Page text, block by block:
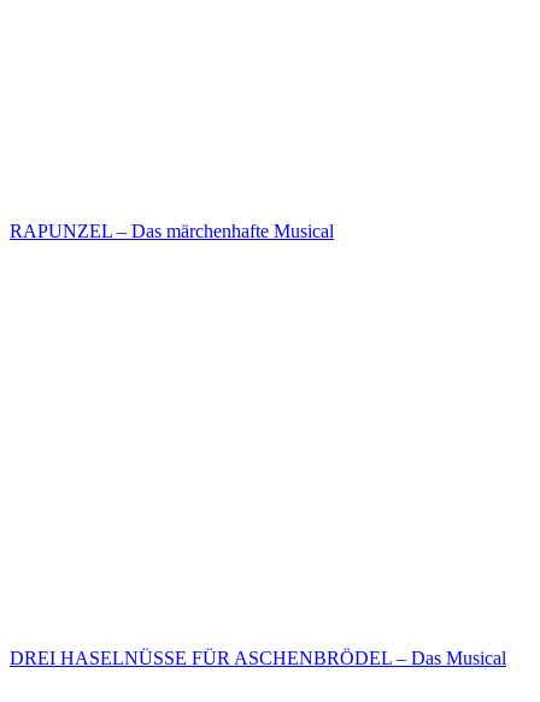
RAPUNZEL – Das märchenhafte Musical
DREI HASELNÜSSE FÜR ASCHENBRÖDEL – Das Musical